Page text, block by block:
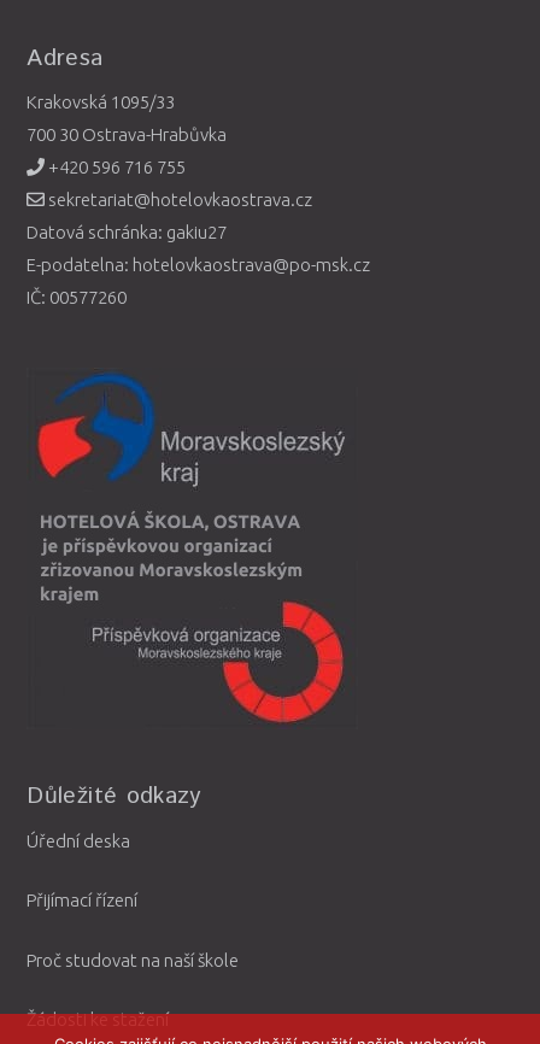
Adresa
Krakovská 1095/33
700 30 Ostrava-Hrabůvka
+420 596 716 755
sekretariat@hotelovkaostrava.cz
Datová schránka: gakiu27
E-podatelna: hotelovkaostrava@po-msk.cz
IČ: 00577260
Důležité odkazy
Úřední deska
Přijímací řízení
Proč studovat na naší škole
Žádosti ke stažení